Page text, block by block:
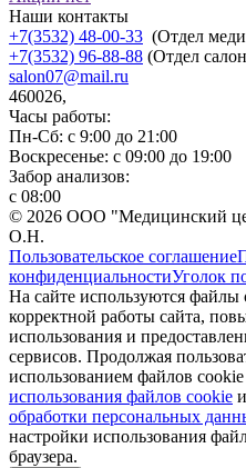
Наши контакты
+7(3532) 48-00-33 (Отдел
+7(3532) 96-88-88 (Отдел
salon07@mail.ru
460026,
Часы работы:
Пн-Сб: с 9:00 до 21:00
Воскресенье: с 09:00 до 19:00
Забор анализов:
с 08:00
© 2026 ООО "Медицинский
О.Н.
Пользовательское соглашение
конфиденциальностиУголок
На сайте используются файлы
корректной работы сайта,
использования и
сервисов. Продолжая
использованием файлов cookie
использования файлов cookie и
обработки персональных
настройки использования
браузера.